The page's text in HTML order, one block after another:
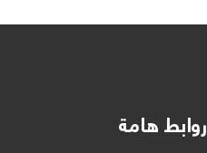
روابط هامة